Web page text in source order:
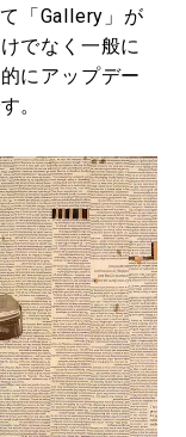
「Gallery」が
でなく一般に
にアップデー
。